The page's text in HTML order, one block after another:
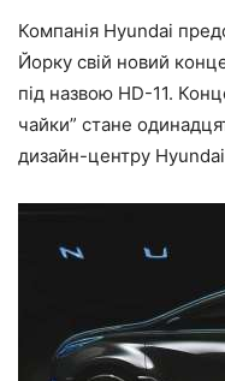
Компанія Hyundai
Йорку свій новий
під назвою HD-11.
чайки” стане
дизайн-центру